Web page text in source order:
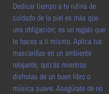
Dedicar tiempo a tu rutina de
cuidado de la piel es más que
una obligación; es un regalo que
te haces a ti mismo. Aplica tus
mascarillas en un ambiente
relajante, quizás mientras
disfrutas de un buen libro o
música suave. Asegúrate de no